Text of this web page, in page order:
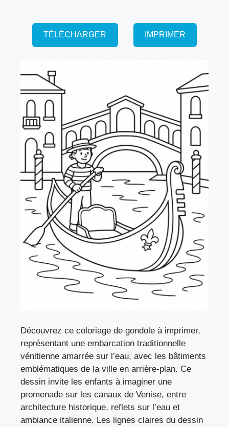
TÉLÉCHARGER IMPRIMER
Découvrez ce coloriage de gondole à imprimer,
représentant une embarcation traditionnelle
vénitienne amarrée sur l’eau, avec les bâtiments
emblématiques de la ville en arrière-plan. Ce
dessin invite les enfants à imaginer une
promenade sur les canaux de Venise, entre
architecture historique, reflets sur l’eau et
ambiance italienne. Les lignes claires du dessin